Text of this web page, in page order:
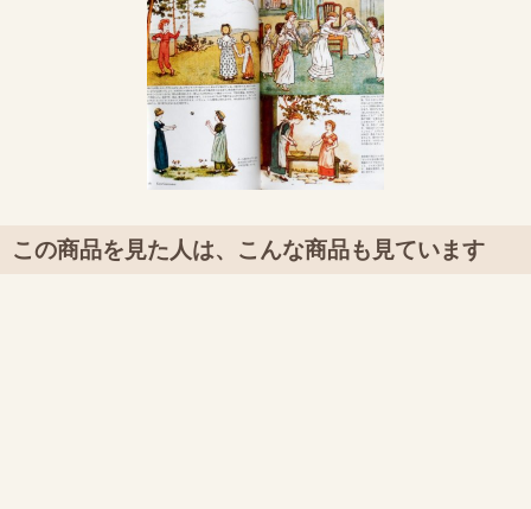
この商品を見た人は、こんな商品も見ています